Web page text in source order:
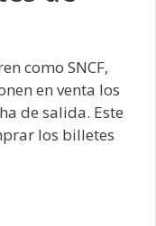
como SNCF,
en venta los
de salida. Este
los billetes